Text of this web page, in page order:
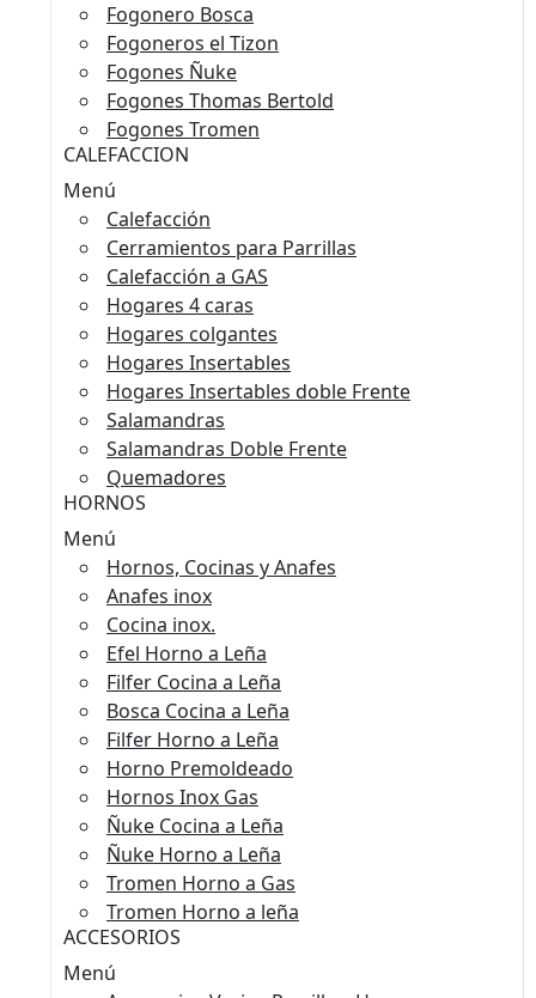
Fogonero Bosca
Fogoneros el Tizon
Fogones Ñuke
Fogones Thomas Bertold
Fogones Tromen
CALEFACCION
Menú
Calefacción
Cerramientos para Parrillas
Calefacción a GAS
Hogares 4 caras
Hogares colgantes
Hogares Insertables
Hogares Insertables doble Frente
Salamandras
Salamandras Doble Frente
Quemadores
HORNOS
Menú
Hornos, Cocinas y Anafes
Anafes inox
Cocina inox.
Efel Horno a Leña
Filfer Cocina a Leña
Bosca Cocina a Leña
Filfer Horno a Leña
Horno Premoldeado
Hornos Inox Gas
Ñuke Cocina a Leña
Ñuke Horno a Leña
Tromen Horno a Gas
Tromen Horno a leña
ACCESORIOS
Menú